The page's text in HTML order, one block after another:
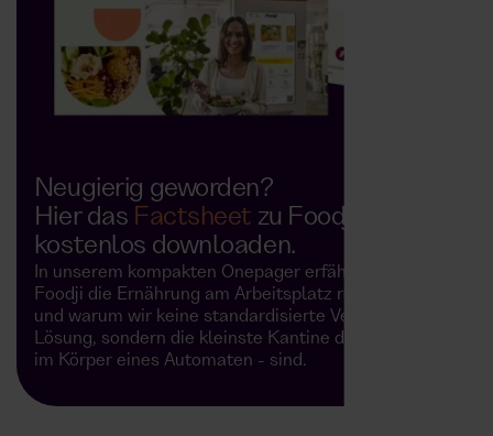
Neugierig geworden?
Hier das Factsheet zu Foodji
kostenlos downloaden.
In unserem kompakten Onepager erfährst du, wie
Foodji die Ernährung am Arbeitsplatz revolutioniert
und warum wir keine standardisierte Vending-
Lösung, sondern die kleinste Kantine der Welt -
im Körper eines Automaten - sind.